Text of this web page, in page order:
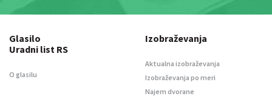
Glasilo
Uradni list RS
O glasilu
Izobraževanja
Aktualna izobraževanja
Izobraževanja po meri
Najem dvorane